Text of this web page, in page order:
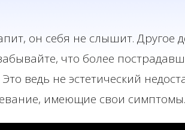
он себя не слышит. Другое
что более
ведь не эстетический
имеющие свои симптомы.